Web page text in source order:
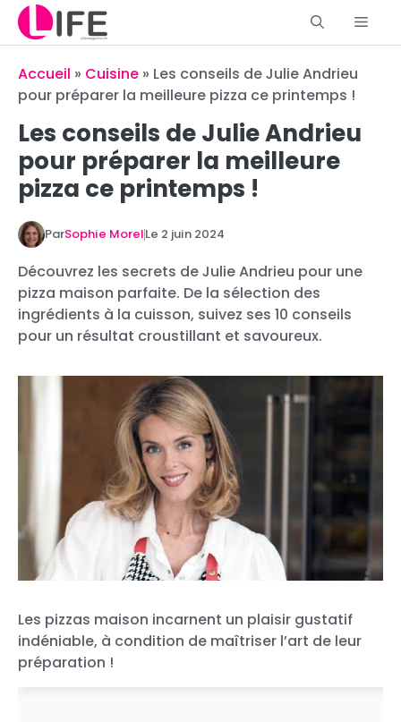
Aller
contenu
Accueil » Cuisine » Les conseils de Julie Andrieu
pour préparer la meilleure pizza ce printemps !
Les conseils de Julie Andrieu
pour préparer la meilleure
pizza ce printemps !
ParSophie MorelLe 2 juin 2024
Découvrez les secrets de Julie Andrieu pour une
pizza maison parfaite. De la sélection des
ingrédients à la cuisson, suivez ses 10 conseils
pour un résultat croustillant et savoureux.
Les pizzas maison incarnent un plaisir gustatif
indéniable, à condition de maîtriser l’art de leur
préparation !